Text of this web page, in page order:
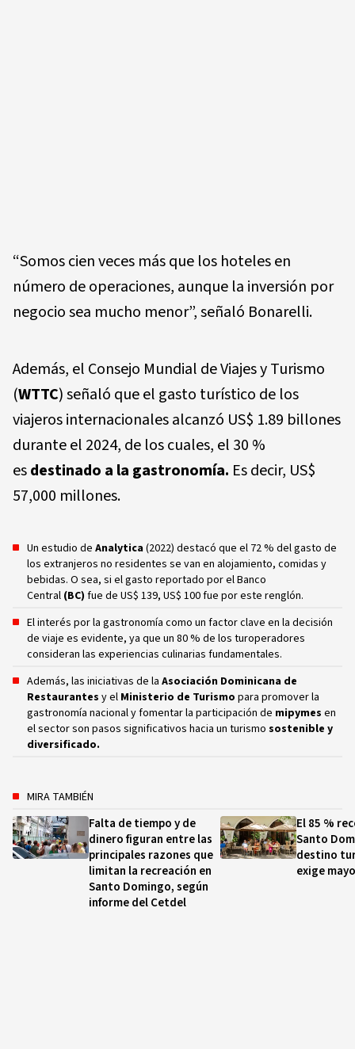
“Somos cien veces más que los hoteles en
número de operaciones, aunque la inversión por
negocio sea mucho menor”, señaló Bonarelli.
Además, el Consejo Mundial de Viajes y Turismo
(WTTC) señaló que el gasto turístico de los
viajeros internacionales alcanzó US$ 1.89 billones
durante el 2024, de los cuales, el 30 %
esdestinado a la gastronomía. Es decir, US$
57,000 millones.
Un estudio de Analytica (2022) destacó que el 72 % del gasto de
los extranjeros no residentes se van en alojamiento, comidas y
bebidas. O sea, si el gasto reportado por el Banco
Central (BC) fue de US$ 139, US$ 100 fue por este renglón.
El interés por la gastronomía como un factor clave en la decisión
de viaje es evidente, ya que un 80 % de los turoperadores
consideran las experiencias culinarias fundamentales.
Además, las iniciativas de la Asociación Dominicana de
Restaurantes y el Ministerio de Turismo para promover la
gastronomía nacional y fomentar la participación de mipymes en
el sector son pasos significativos hacia un turismo sostenible y
diversificado.
MIRA TAMBIÉN
Falta de tiempo y de
dinero figuran entre las
principales razones que
limitan la recreación en
Santo Domingo, según
informe del Cetdel
El 85 %
Santo
destino
exige